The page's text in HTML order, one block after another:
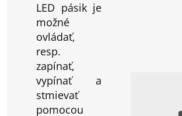
LED pásik je
možné
ovládať,
resp.
zapínať,
vypínať a
stmievať
pomocou